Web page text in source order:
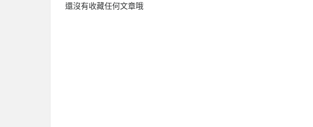
還沒有收藏任何文章哦